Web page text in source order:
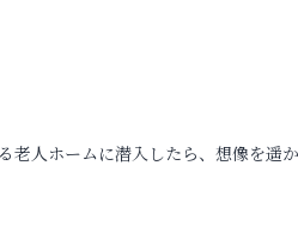
人ホームに潜入したら、想像を遥